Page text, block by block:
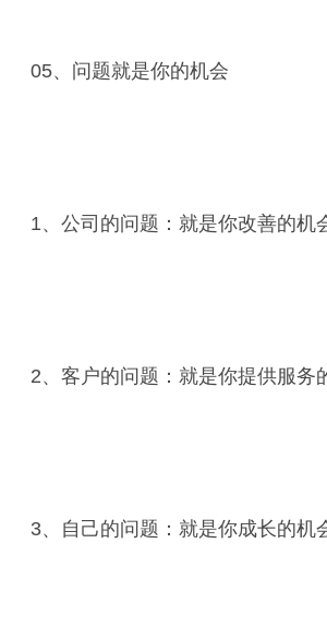
05、问题就是你的机会
1、公司的问题：就是你改善的机
2、客户的问题：就是你提供服务
3、自己的问题：就是你成长的机